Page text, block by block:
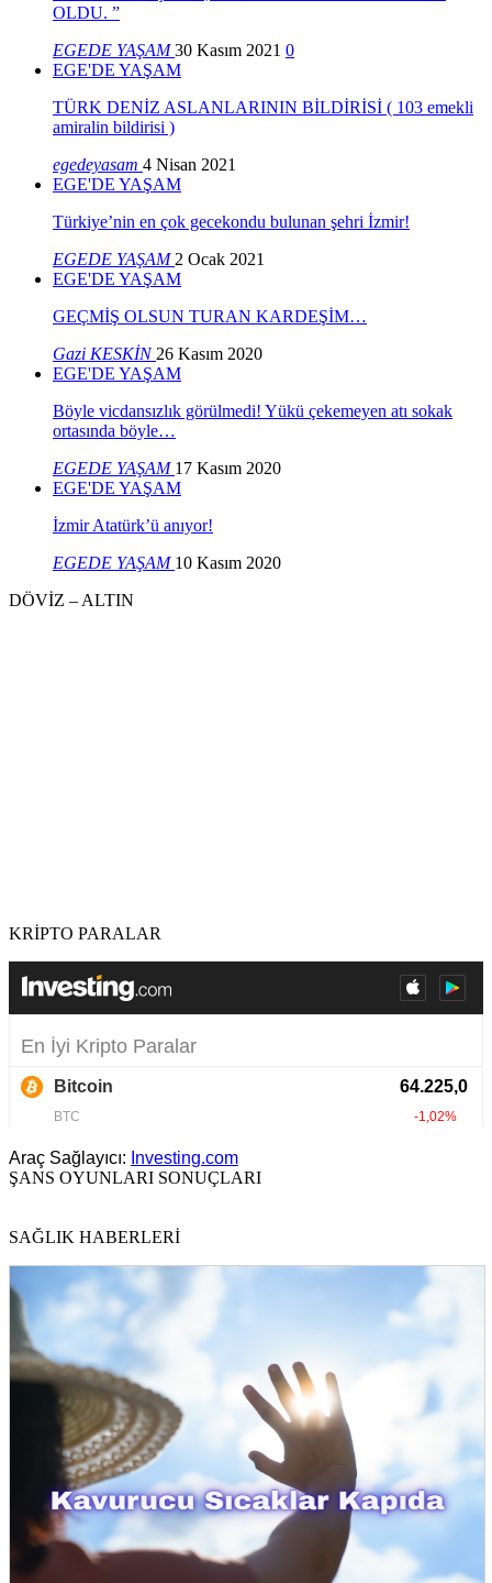
OLDU. ”
EGEDE YAŞAM30 Kasım 2021 0
EGE'DE YAŞAM
TÜRK DENİZ ASLANLARININ BİLDİRİSİ ( 103 emekli
amiralin bildirisi )
egedeyasam 4 Nisan 2021
EGE'DE YAŞAM
Türkiye’nin en çok gecekondu bulunan şehri İzmir!
EGEDE YAŞAM 2 Ocak 2021
EGE'DE YAŞAM
GEÇMİŞ OLSUN TURAN KARDEŞİM…
Gazi KESKİN 26 Kasım 2020
EGE'DE YAŞAM
Böyle vicdansızlık görülmedi! Yükü çekemeyen atı sokak
ortasında böyle…
EGEDE YAŞAM 17 Kasım 2020
EGE'DE YAŞAM
İzmir Atatürk’ü anıyor!
EGEDE YAŞAM 10 Kasım 2020
DÖVİZ – ALTIN
KRİPTO PARALAR
Araç Sağlayıcı: Investing.com
ŞANS OYUNLARI SONUÇLARI
SAĞLIK HABERLERİ